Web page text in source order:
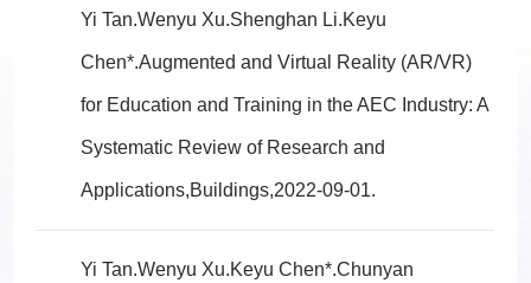
Yi Tan.Wenyu Xu.Shenghan Li.Keyu
Chen*.Augmented and Virtual Reality (AR/VR)
for Education and Training in the AEC Industry: A
Systematic Review of Research and
Applications,Buildings,2022-09-01.
Yi Tan.Wenyu Xu.Keyu Chen*.Chunyan